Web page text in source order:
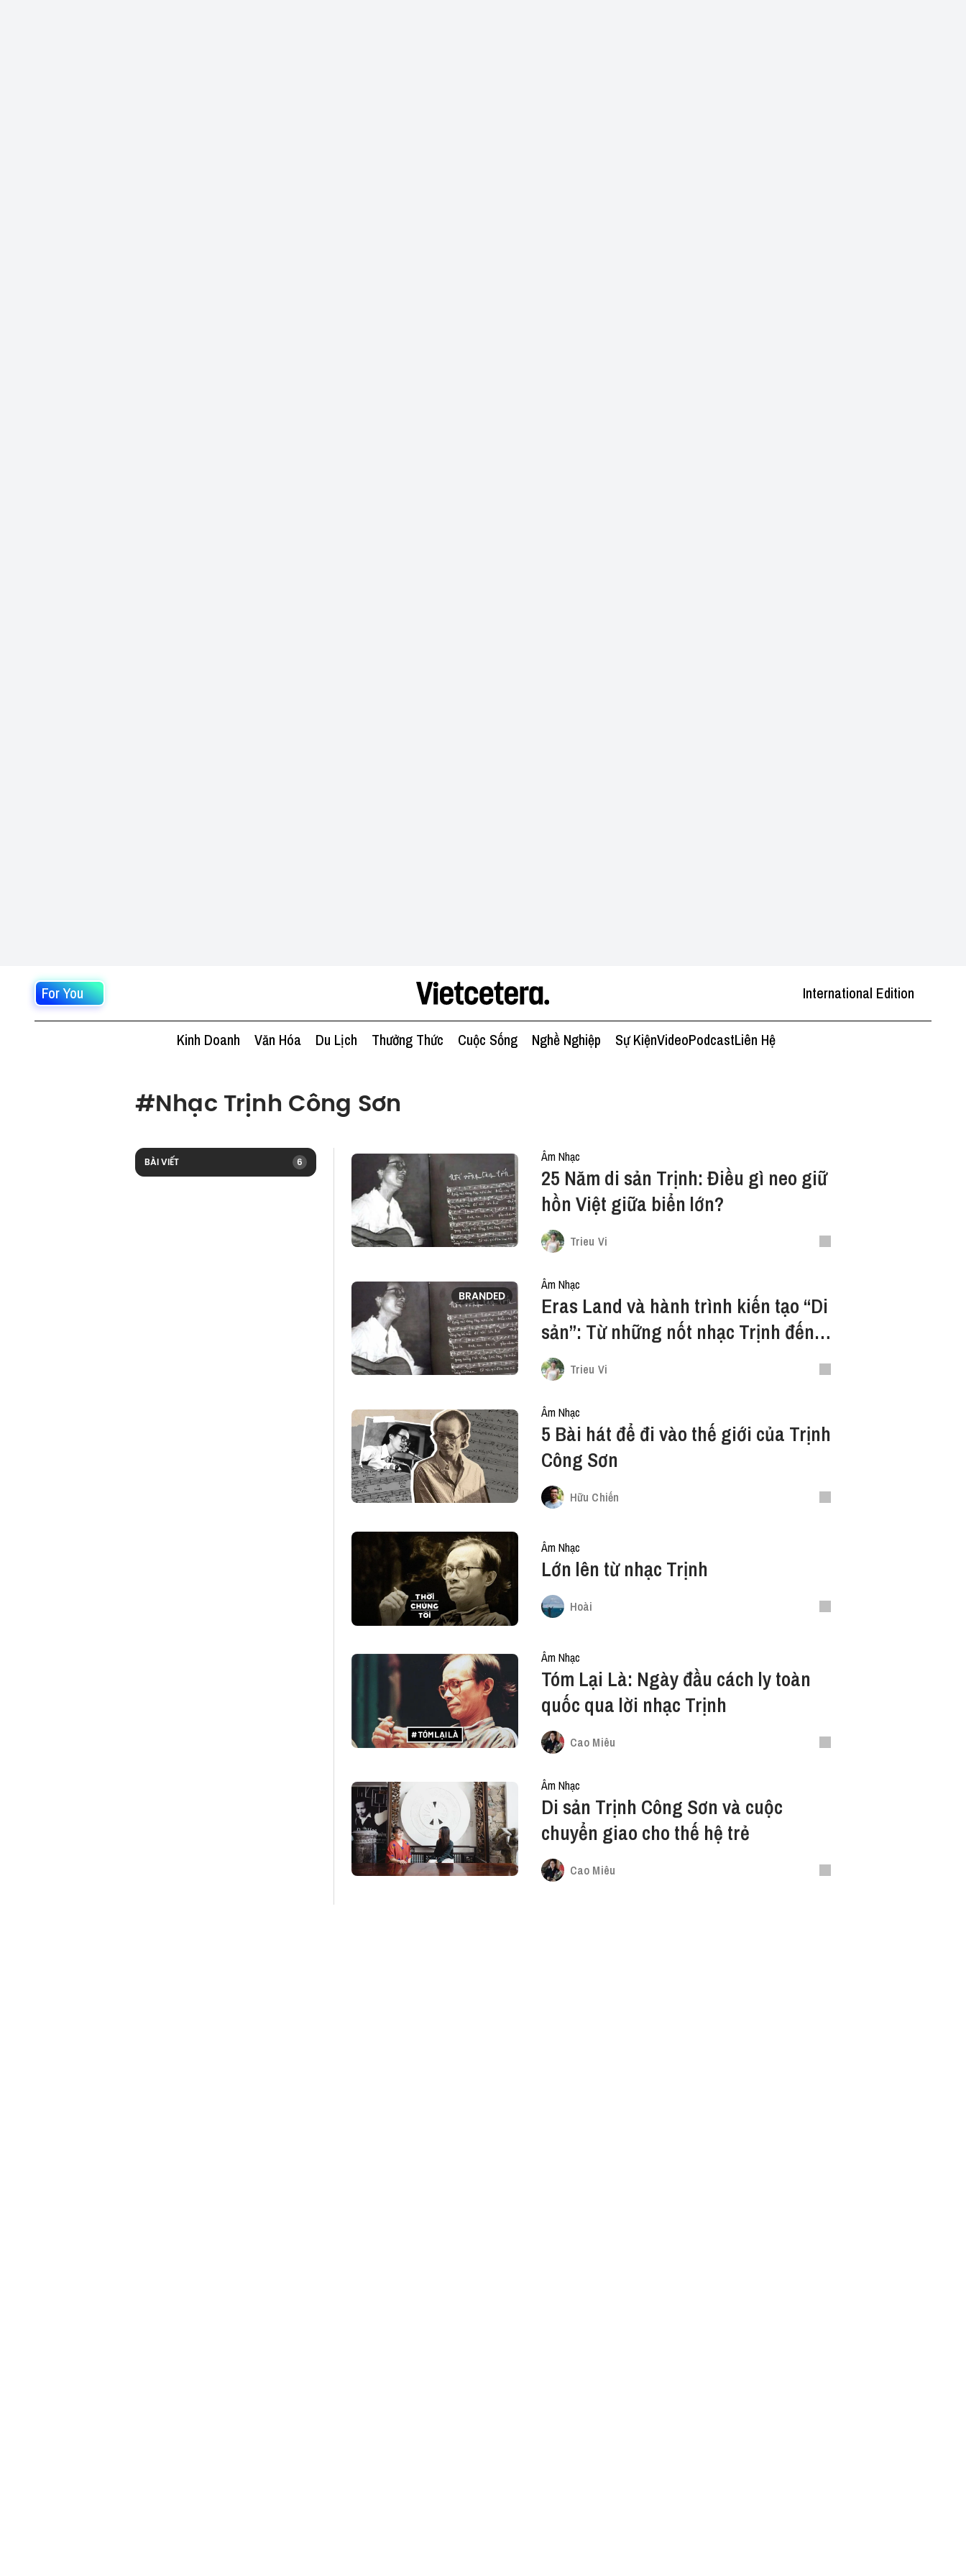
For You International Edition
Kinh Doanh Văn Hóa Du Lịch Thưởng Thức Cuộc Sống Nghề Nghiệp Sự KiệnVideoPodcastLiên Hệ
#Nhạc Trịnh Công Sơn
BÀI VIẾT 6 Âm Nhạc
25 Năm di sản Trịnh: Điều gì neo giữ
hồn Việt giữa biển lớn?
Trieu Vi
BRANDED
Âm Nhạc
Eras Land và hành trình kiến tạo “Di
sản”: Từ những nốt nhạc Trịnh đến
bờ biển xanh
Trieu Vi
Âm Nhạc
5 Bài hát để đi vào thế giới của Trịnh
Công Sơn
Hữu Chiến
Âm Nhạc
Lớn lên từ nhạc Trịnh
Hoài
Âm Nhạc
Tóm Lại Là: Ngày đầu cách ly toàn
quốc qua lời nhạc Trịnh
Cao Miêu
Âm Nhạc
Di sản Trịnh Công Sơn và cuộc
chuyển giao cho thế hệ trẻ
Cao Miêu